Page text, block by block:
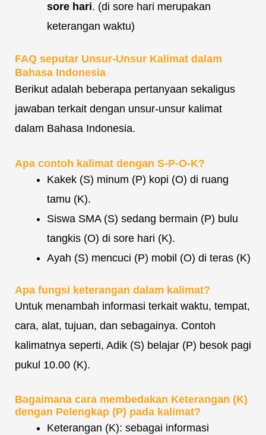
sore hari. (di sore hari merupakan
keterangan waktu)
FAQ seputar Unsur-Unsur Kalimat dalam
Bahasa Indonesia
Berikut adalah beberapa pertanyaan sekaligus
jawaban terkait dengan unsur-unsur kalimat
dalam Bahasa Indonesia.
Apa contoh kalimat dengan S-P-O-K?
Kakek (S) minum (P) kopi (O) di ruang
tamu (K).
Siswa SMA (S) sedang bermain (P) bulu
tangkis (O) di sore hari (K).
Ayah (S) mencuci (P) mobil (O) di teras (K)
Apa fungsi keterangan dalam kalimat?
Untuk menambah informasi terkait waktu, tempat,
cara, alat, tujuan, dan sebagainya. Contoh
kalimatnya seperti, Adik (S) belajar (P) besok pagi
pukul 10.00 (K).
Bagaimana cara membedakan Keterangan (K)
dengan Pelengkap (P) pada kalimat?
Keterangan (K): sebagai informasi